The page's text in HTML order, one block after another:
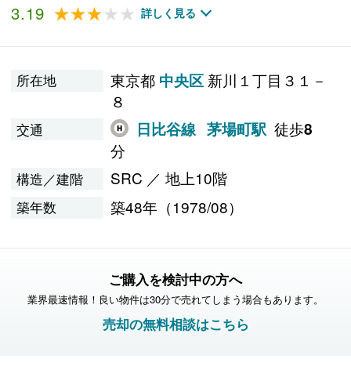
3.19 ★★★★★
★★★★★ 詳しく見る
所在地 東京都 中央区 新川１丁目３１－
８
交通 日比谷線 茅場町駅 徒歩8
分
構造／建階 SRC ／ 地上10階
築年数 築48年（1978/08）
ご購入を検討中の方へ
業界最速情報！良い物件は30分で売れてしまう場合もあります。
売却の無料相談はこちら